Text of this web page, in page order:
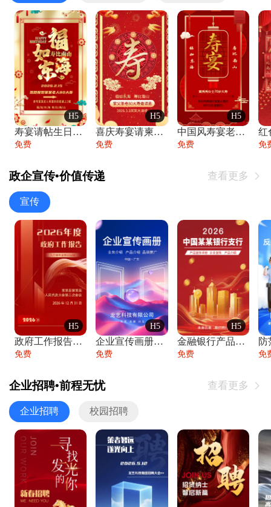
H5
寿宴请帖生日宴邀请函老人寿星生日快乐祝寿
免费
H5
喜庆寿宴请柬老人生日宴会邀请函请柬过大寿
免费
H5
中国风寿宴老人生日宴会邀请函寿宴请帖请柬
免费 免
政企宣传•价值传递 查看更多 
宣传
H5
政府工作报告政府年终工作总结
免费
H5
企业宣传画册公司简介产品介绍业务宣传手册
免费
H5
金融银行产品宣传手册企业宣传产品介绍
免费
防
免
企业招聘•前程无忧 查看更多 
企业招聘 校园招聘